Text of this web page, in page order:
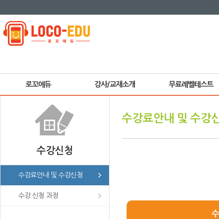
로꼬에듀 강사/교재소개 무료레벨테스트
수강신청
수강료안내 및 수강신청
수강 신청 과정
수강료안내 및 수강